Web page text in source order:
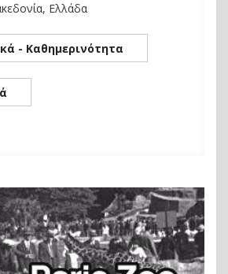
Ελλάδα
- Καθημερινότητα